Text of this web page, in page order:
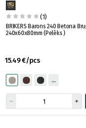
(1)
BRIKERS Barons 240 Betona
240x60x80mm (Pelēks )
15.49 €/pcs